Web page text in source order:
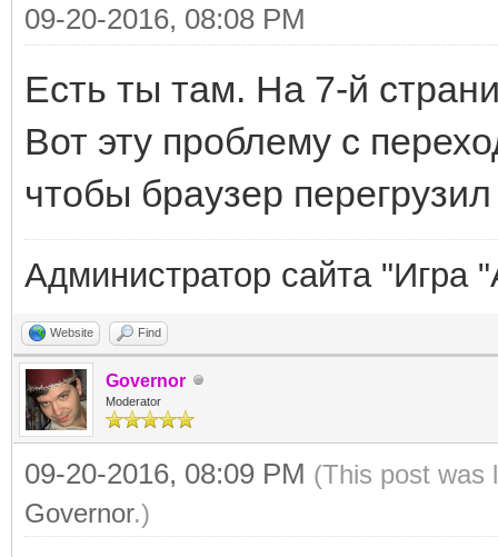
09-20-2016, 08:08 PM
Есть ты там. На 7-й
Вот эту проблему с
чтобы браузер
Администратор сайта "Игра
Website Find
Governor
Moderator
09-20-2016, 08:09 PM (This post was
Governor.)